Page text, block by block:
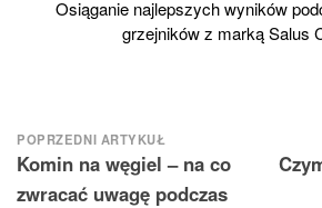
Osiąganie najlepszych wyników
grzejników z marką Salus
Nawigacja
wpisu
POPRZEDNI ARTYKUŁ
Komin na węgiel – na co
zwracać uwagę podczas